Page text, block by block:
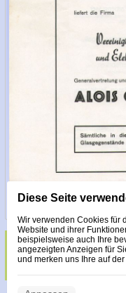
Glas veredelt mit
Diese Seite
Wir verwenden Cookies für
Website und ihrer
beispielsweise auch Ihre
angezeigten Anzeigen für
und merken uns Ihre auf